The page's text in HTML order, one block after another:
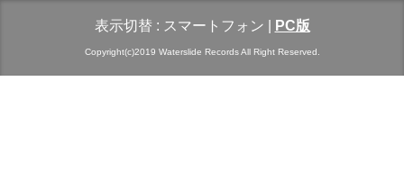
表示切替 : スマートフォン PC版
Copyright(c)2019 Waterslide Records All Right Reserved.